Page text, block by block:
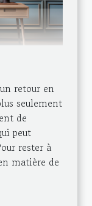
retour en
seulement
de
peut
rester à
matière de